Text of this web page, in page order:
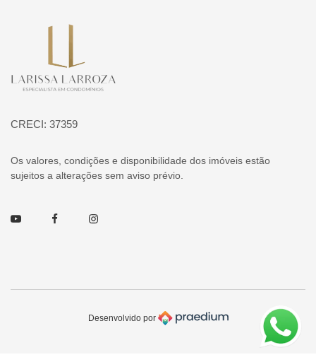
CRECI: 37359
Os valores, condições e disponibilidade dos imóveis estão
sujeitos a alterações sem aviso prévio.
Youtube FacebookInstagram
Desenvolvido por